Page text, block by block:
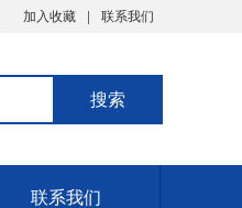
加入收藏 联系我们
联系我们